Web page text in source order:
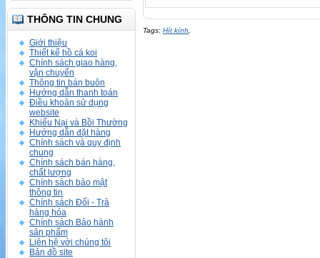
THÔNG TIN CHUNG
Giới thiệu
Thiết kế hồ cá koi
Chính sách giao hàng,
vận chuyển
Thông tin bán buôn
Hướng dẫn thanh toán
Điều khoản sử dụng
website
Khiếu Nại và Bồi Thường
Hướng dẫn đặt hàng
Chính sách và quy định
chung
Chính sách bán hàng,
chất lượng
Chính sách bảo mật
thông tin
Chính sách Đổi - Trả
hàng hóa
Chính sách Bảo hành
sản phẩm
Liên hệ với chúng tôi
Bản đồ site
Tags: Hít kính